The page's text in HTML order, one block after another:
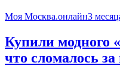
Моя Москва.онлайн3
Купили модного
что сломалось за